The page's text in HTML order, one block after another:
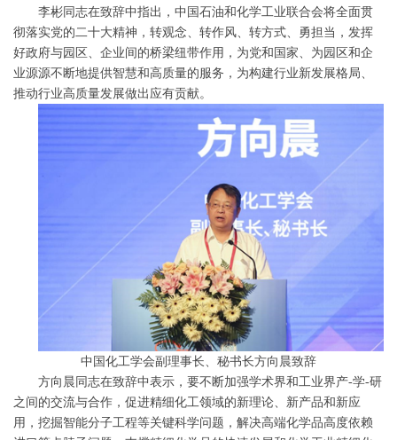
李彬同志在致辞中指出，中国石油和化学工业联合会将全面贯
彻落实党的二十大精神，转观念、转作风、转方式、勇担当，发挥
好政府与园区、企业间的桥梁纽带作用，为党和国家、为园区和企
业源源不断地提供智慧和高质量的服务，为构建行业新发展格局、
推动行业高质量发展做出应有贡献。
中国化工学会副理事长、秘书长方向晨致辞
方向晨同志在致辞中表示，要不断加强学术界和工业界产-学-研
之间的交流与合作，促进精细化工领域的新理论、新产品和新应
用，挖掘智能分子工程等关键科学问题，解决高端化学品高度依赖